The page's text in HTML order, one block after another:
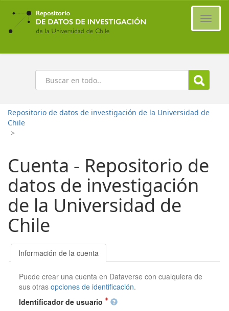
Ir
contenido
principal
Buscar
Repositorio de datos de investigación de la Universidad de
Chile
>
Cuenta - Repositorio de
datos de investigación
de la Universidad de
Chile
Información de la cuenta
Puede crear una cuenta en Dataverse con cualquiera de
sus otrasopciones de identificación.
Identificador de usuario